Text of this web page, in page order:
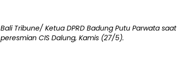
Bali Tribune/ Ketua DPRD Badung Putu Parwata saat
peresmian CIS Dalung, Kamis (27/5).